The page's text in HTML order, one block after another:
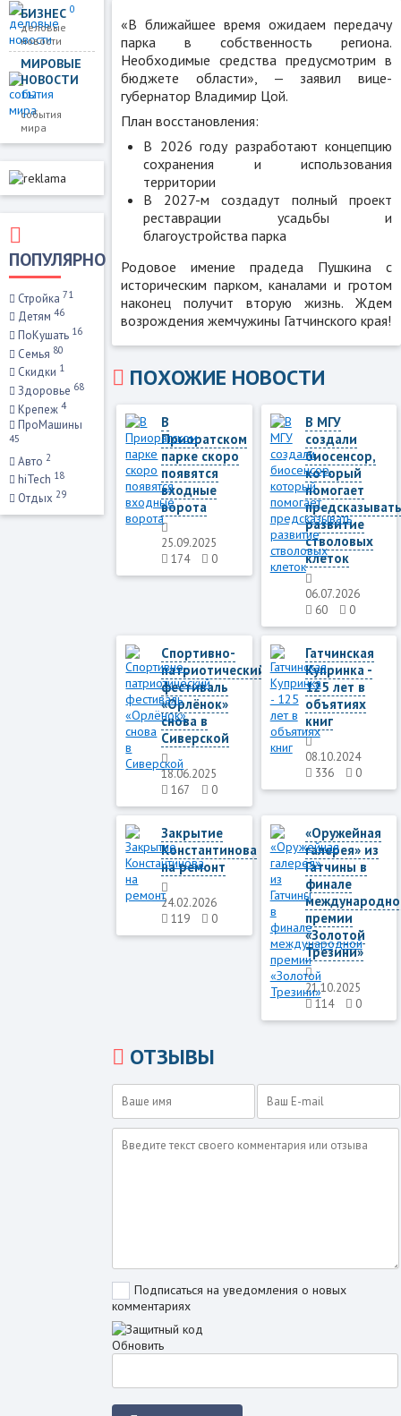
БИЗНЕС0
деловые
новости
МИРОВЫЕ
НОВОСТИ
112
события
мира
ПОПУЛЯРНО
Стройка 71
Детям 46
ПоКушать 16
Семья 80
Скидки 1
Здоровье 68
Крепеж 4
ПроМашины
45
Авто 2
hiTech 18
Отдых 29
«В ближайшее время ожидаем передачу
парка в собственность региона.
Необходимые средства предусмотрим в
бюджете области», — заявил вице-
губернатор Владимир Цой.
План восстановления:
В 2026 году разработают концепцию
сохранения и использования
территории
В 2027-м создадут полный проект
реставрации усадьбы и
благоустройства парка
Родовое имение прадеда Пушкина с
историческим парком, каналами и гротом
наконец получит вторую жизнь. Ждем
возрождения жемчужины Гатчинского края!
ПОХОЖИЕ НОВОСТИ
В
Приоратском
парке скоро
появятся
входные
ворота
25.09.2025
174
0
В МГУ
создали
биосенсор,
который
помогает
развитие
стволовых
клеток
06.07.2026
60
0
Спортивно-
патриотический
фестиваль
«Орлёнок»
снова в
Сиверской
18.06.2025
167
0
Гатчинская
Купринка -
125 лет в
объятиях
книг
08.10.2024
336
0
Закрытие
Константинова
на ремонт
24.02.2026
119
0
«Оружейная
галерея» из
Гатчины в
финале
премии
«Золотой
Трезини»
21.10.2025
114
0
ОТЗЫВЫ
Подписаться на уведомления о новых
комментариях
Обновить